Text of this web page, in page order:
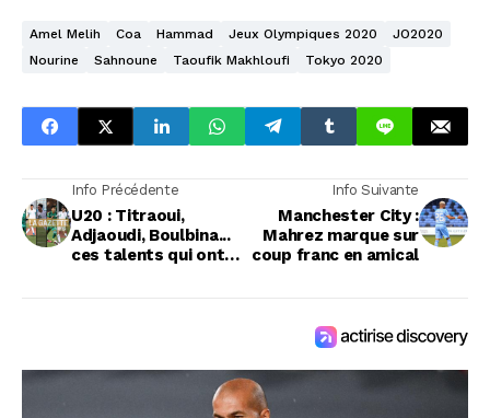
Amel Melih Coa Hammad Jeux Olympiques 2020
JO2020
Nourine
Sahnoune Taoufik Makhloufi Tokyo 2020
Info Précédente
U20 : Titraoui,
Adjaoudi, Boulbina...
ces talents qui ont
Info Suivante
Manchester City :
Mahrez marque sur
coup franc en amical